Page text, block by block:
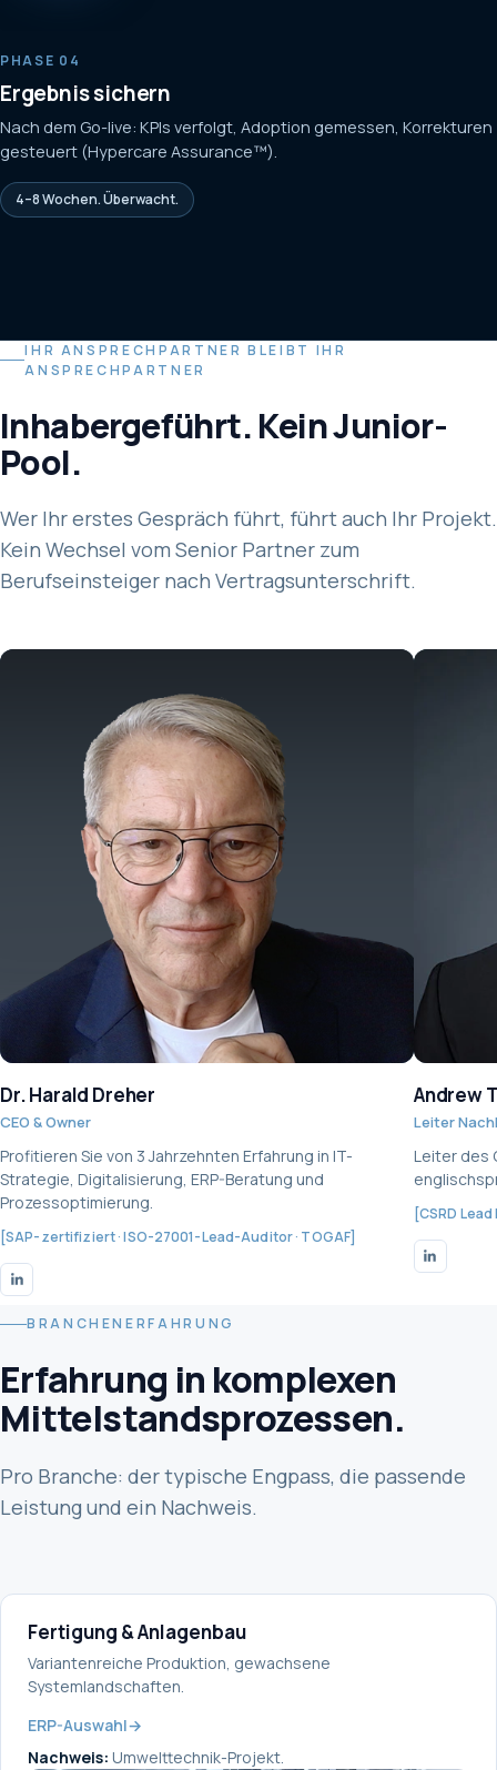
PHASE 04
Ergebnis sichern
Nach dem Go-live: KPIs verfolgt, Adoption gemessen, Korrekturen
gesteuert (Hypercare Assurance™).
4–8 Wochen. Überwacht.
IHR ANSPRECHPARTNER BLEIBT IHR
ANSPRECHPARTNER
Inhabergeführt. Kein Junior-
Pool.
Wer Ihr erstes Gespräch führt, führt auch Ihr Projekt.
Kein Wechsel vom Senior Partner zum
Berufseinsteiger nach Vertragsunterschrift.
Dr. Harald Dreher
CEO & Owner
Profitieren Sie von 3 Jahrzehnten Erfahrung in IT-
Strategie, Digitalisierung, ERP-Beratung und
Prozessoptimierung.
[SAP-zertifiziert · ISO-27001-Lead-Auditor · TOGAF]
Andrew
Leiter
Leiter des
[CSRD
BRANCHENERFAHRUNG
Erfahrung in komplexen
Mittelstandsprozessen.
Pro Branche: der typische Engpass, die passende
Leistung und ein Nachweis.
Fertigung & Anlagenbau
Variantenreiche Produktion, gewachsene
Systemlandschaften.
ERP-Auswahl→
Nachweis: Umwelttechnik-Projekt.